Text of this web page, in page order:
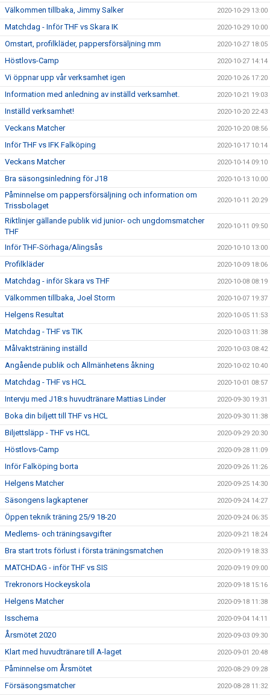
Välkommen tillbaka, Jimmy Salker 2020-10-29 13:00
Matchdag - Inför THF vs Skara IK 2020-10-29 10:00
Omstart, profilkläder, pappersförsäljning mm 2020-10-27 18:05
Höstlovs-Camp 2020-10-27 14:14
Vi öppnar upp vår verksamhet igen 2020-10-26 17:20
Information med anledning av inställd verksamhet. 2020-10-21 19:03
Inställd verksamhet! 2020-10-20 22:43
Veckans Matcher 2020-10-20 08:56
Inför THF vs IFK Falköping 2020-10-17 10:14
Veckans Matcher 2020-10-14 09:10
Bra säsongsinledning för J18 2020-10-13 10:00
Påminnelse om pappersförsäljning och information om
Trissbolaget
2020-10-11 20:29
Riktlinjer gällande publik vid junior- och ungdomsmatcher
THF
2020-10-11 09:50
Inför THF-Sörhaga/Alingsås 2020-10-10 13:00
Profilkläder 2020-10-09 18:06
Matchdag - inför Skara vs THF 2020-10-08 08:19
Välkommen tillbaka, Joel Storm 2020-10-07 19:37
Helgens Resultat 2020-10-05 11:53
Matchdag - THF vs TIK 2020-10-03 11:38
Målvaktsträning inställd 2020-10-03 08:42
Angående publik och Allmänhetens åkning 2020-10-02 10:40
Matchdag - THF vs HCL 2020-10-01 08:57
Intervju med J18:s huvudtränare Mattias Linder 2020-09-30 19:31
Boka din biljett till THF vs HCL 2020-09-30 11:38
Biljettsläpp - THF vs HCL 2020-09-29 20:30
Höstlovs-Camp 2020-09-28 11:09
Inför Falköping borta 2020-09-26 11:26
Helgens Matcher 2020-09-25 14:30
Säsongens lagkaptener 2020-09-24 14:27
Öppen teknik träning 25/9 18-20 2020-09-24 06:35
Medlems- och träningsavgifter 2020-09-21 18:24
Bra start trots förlust i första träningsmatchen 2020-09-19 18:33
MATCHDAG - inför THF vs SIS 2020-09-19 09:00
Trekronors Hockeyskola 2020-09-18 15:16
Helgens Matcher 2020-09-18 11:38
Isschema 2020-09-04 14:11
Årsmötet 2020 2020-09-03 09:30
Klart med huvudtränare till A-laget 2020-09-01 20:48
Påminnelse om Årsmötet 2020-08-29 09:28
Försäsongsmatcher 2020-08-28 11:32